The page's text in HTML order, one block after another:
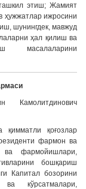
этиш; Жамият
ҳужжатлар ижросини
шунингдек, мавжуд
ҳал қилиш ва
масалаларини
Камолитдинович
қоғозлар
фармон ва
ва фармойишлари,
бошқариш
Капитал бозорини
ва кўрсатмалари,